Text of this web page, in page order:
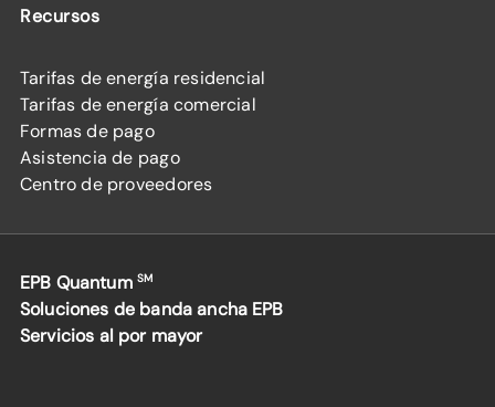
Recursos
Tarifas de energía residencial
Tarifas de energía comercial
Formas de pago
Asistencia de pago
Centro de proveedores
EPB Quantum SM
Soluciones de banda ancha EPB
Servicios al por mayor